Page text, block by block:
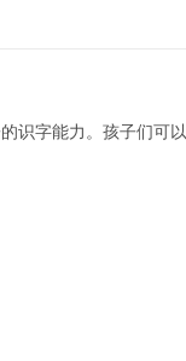
识字能力。孩子们可以